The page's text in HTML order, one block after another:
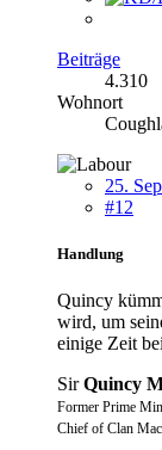
Beiträge
4.310
Wohnort
25.
#12
Handlung
Quincy
wird, um
einige Zeit
SirQuincy
Former Prime
Chief of Clan